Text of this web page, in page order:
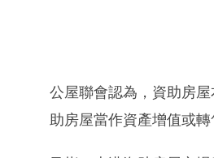
公屋聯會認為，資助房
助房屋當作資產增值或轉